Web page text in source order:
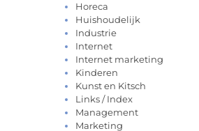
Horeca
Huishoudelijk
Industrie
Internet
Internet marketing
Kinderen
Kunst en Kitsch
Links / Index
Management
Marketing